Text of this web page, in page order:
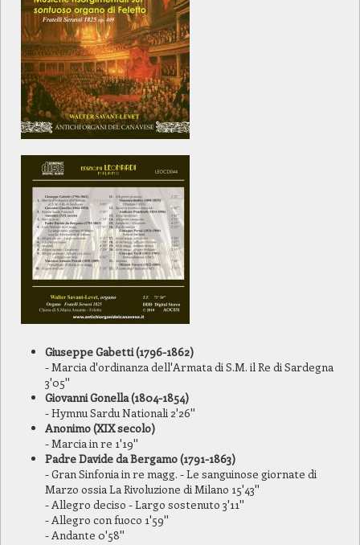
Giuseppe Gabetti (1796-1862)
- Marcia d'ordinanza dell'Armata di S.M. il Re di Sardegna
3'05''
Giovanni Gonella (1804-1854)
- Hymnu Sardu Nationali 2'26''
Anonimo (XIX secolo)
- Marcia in re 1'19''
Padre Davide da Bergamo (1791-1863)
- Gran Sinfonia in re magg. - Le sanguinose giornate di
Marzo ossia La Rivoluzione di Milano 15'43''
- Allegro deciso - Largo sostenuto 3'11''
- Allegro con fuoco 1'59''
- Andante 0'58''